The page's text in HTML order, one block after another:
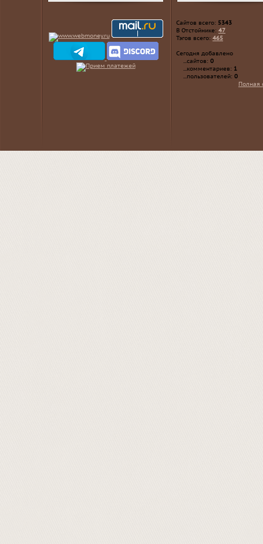
Сайтов всего: 5343
В Отстойнике: 47
Тэгов всего: 465
Сегодня добавлено
...сайтов: 0
...комментариев: 1
...пользователей: 0
Полная